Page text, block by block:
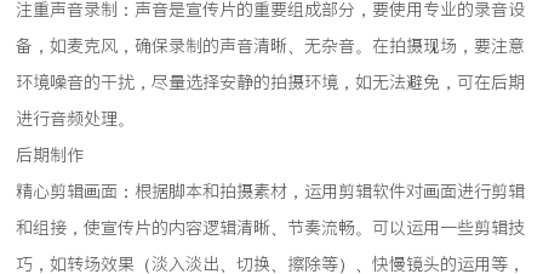
注重声音录制：声音是宣传片的重要组成部分，要使用专业的录音设
备，如麦克风，确保录制的声音清晰、无杂音。在拍摄现场，要注意
环境噪音的干扰，尽量选择安静的拍摄环境，如无法避免，可在后期
进行音频处理。
后期制作
精心剪辑画面：根据脚本和拍摄素材，运用剪辑软件对画面进行剪辑
和组接，使宣传片的内容逻辑清晰、节奏流畅。可以运用一些剪辑技
巧，如转场效果（淡入淡出、切换、擦除等）、快慢镜头的运用等，